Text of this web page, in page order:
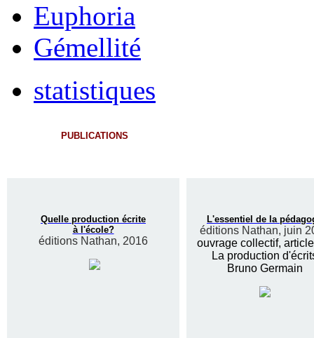
Euphoria
Gémellité
statistiques
PUBLICATIONS
Quelle production écrite
à l'école?
éditions Nathan, 2016
L'essentiel de la
éditions Nathan, juin
ouvrage collectif,
La production
Bruno Germain